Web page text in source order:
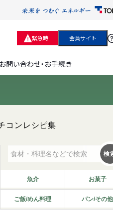
緊急時 会員サイト
問い合わせ・お手続き
コンレシピ集
検
魚介 お菓子
ご飯/めん料理 パン/その他